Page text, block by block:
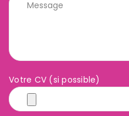
Votre CV (si possible)